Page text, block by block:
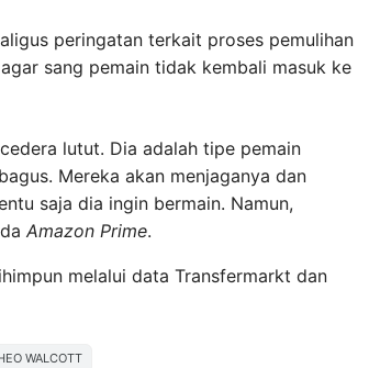
peringatan terkait proses pemulihan
sang pemain tidak kembali masuk ke
lutut. Dia adalah tipe pemain
Mereka akan menjaganya dan
saja dia ingin bermain. Namun,
Amazon Prime.
melalui data Transfermarkt dan
WALCOTT